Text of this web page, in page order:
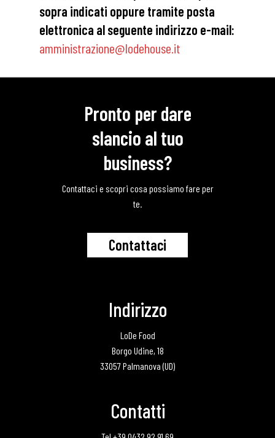
sopra indicati oppure tramite posta
elettronica al seguente indirizzo e-mail:
amministrazione@lodehouse.it
Pronto per dare
slancio al tuo
business?
Contattaci e scopri cosa possiamo fare per
te.
Contattaci
Indirizzo
LoDe Food
Borgo Udine, 18
33057 Palmanova (UD)
Contatti